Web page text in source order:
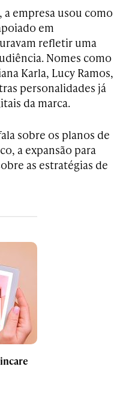
empresa usou como
em
refletir uma
Nomes como
Karla, Lucy Ramos,
personalidades já
da marca.
sobre os planos de
a expansão para
as estratégias de